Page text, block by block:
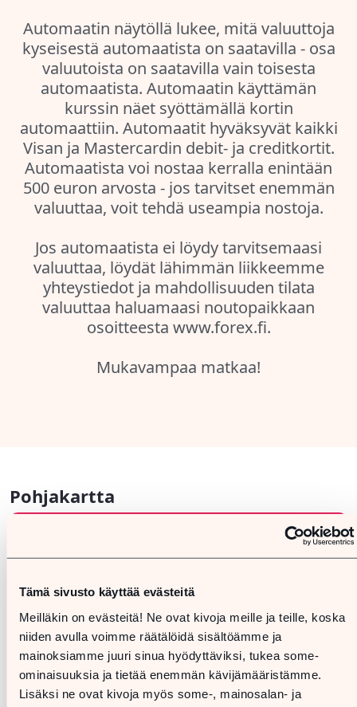
Tämä sivusto käyttää evästeitä
Meilläkin on evästeitä! Ne ovat kivoja meille ja teille, koska
niiden avulla voimme räätälöidä sisältöämme ja
mainoksiamme juuri sinua hyödyttäviksi, tukea some-
ominaisuuksia ja tietää enemmän kävijämääristämme.
Lisäksi ne ovat kivoja myös some-, mainosalan- ja
Automaatin näytöllä lukee, mitä valuuttoja
kyseisestä automaatista on saatavilla - osa
valuutoista on saatavilla vain toisesta
automaatista. Automaatin käyttämän
kurssin näet syöttämällä kortin
automaattiin. Automaatit hyväksyvät kaikki
Visan ja Mastercardin debit- ja creditkortit.
Automaatista voi nostaa kerralla enintään
500 euron arvosta - jos tarvitset enemmän
valuuttaa, voit tehdä useampia nostoja.
Jos automaatista ei löydy tarvitsemaasi
valuuttaa, löydät lähimmän liikkeemme
yhteystiedot ja mahdollisuuden tilata
valuuttaa haluamaasi noutopaikkaan
osoitteesta www.forex.fi.
Pohjakartta